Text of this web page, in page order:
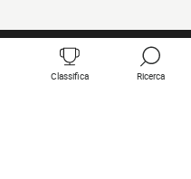
Classifica Ricerca